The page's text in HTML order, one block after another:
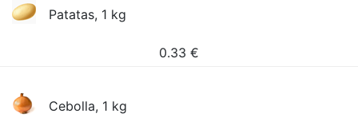
Patatas, 1 kg
0.33 €
Cebolla, 1 kg